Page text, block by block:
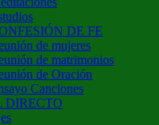
DE FE
de mujeres
de matrimonios
de Oración
Canciones
DIRECTO